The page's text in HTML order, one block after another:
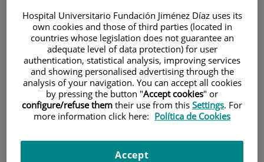
Pacientes y visitantes
Investigación
Hospital Universitario Fundación Jiménez Díaz uses its
own cookies and those of third parties (located in
countries whose legislation does not guarantee an
adequate level of data protection) for user
authentication, statistical analysis, improving services
and showing personalised advertising through the
analysis of your navigation. You can accept all cookies
by pressing the button "Accept cookies" or
configure/refuse them their use from this Settings. For
more information click here: Política de Cookies
Accept